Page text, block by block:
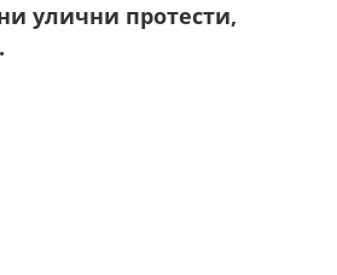
улични протести,